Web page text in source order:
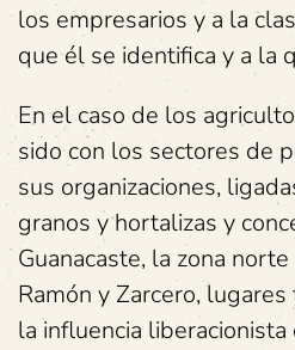
los empresarios y a la
que él se identifica y a la
En el caso de los
sido con los sectores de
sus organizaciones,
granos y hortalizas y
Guanacaste, la zona
Ramón y Zarcero,
la influencia liberacionista